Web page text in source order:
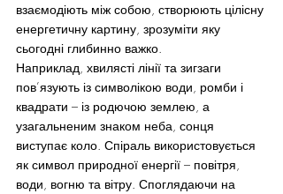
взаємодіють між собою, створюють цілісну
енергетичну картину, зрозуміти яку
сьогодні глибинно важко.
Наприклад, хвилясті лінії та зигзаги
пов’язують із символікою води, ромби і
квадрати – із родючою землею, а
узагальненим знаком неба, сонця
виступає коло. Спіраль використовується
як символ природної енергії – повітря,
води, вогню та вітру. Споглядаючи на